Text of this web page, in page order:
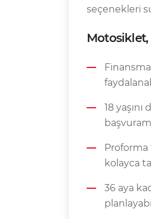
seçenekleri
Motosiklet,
18
Proforma
kolayca
36 aya